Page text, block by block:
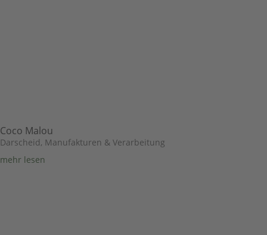
Coco Malou
Darscheid, Manufakturen & Verarbeitung
mehr lesen